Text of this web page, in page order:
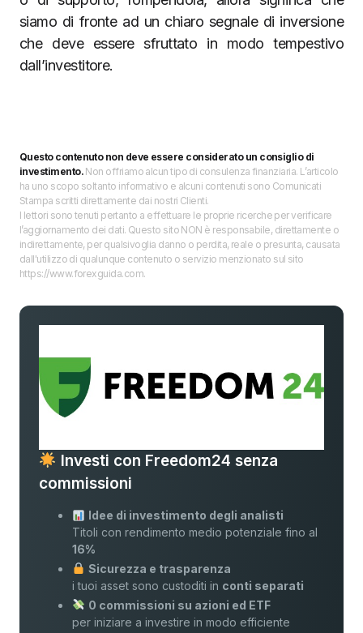
siamo di fronte ad un chiaro segnale di inversione
che deve essere sfruttato in modo tempestivo
dall’investitore.
Questo contenuto non deve essere considerato un consiglio di
investimento.Non offriamo alcun tipo di consulenza finanziaria. L’articolo
ha uno scopo soltanto informativo e alcuni contenuti sono Comunicati
Stampa scritti direttamente dai nostri Clienti.
I lettori sono tenuti pertanto a effettuare le proprie ricerche per verificare
l’aggiornamento dei dati. Questo sito NON è responsabile, direttamente o
indirettamente, per qualsivoglia danno o perdita, reale o presunta, causata
dall'utilizzo di qualunque contenuto o servizio menzionato sul sito
https://www.forexguida.com.
Investi con Freedom24 senza
commissioni
Idee di investimento degli analisti
Titoli con rendimento medio potenziale fino al
16%
Sicurezza e trasparenza
i tuoi asset sono custoditi in conti separati
0 commissioni su azioni ed ETF
per iniziare a investire in modo efficiente